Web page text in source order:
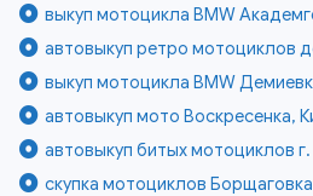
выкуп мотоцикла BMW
автовыкуп ретро мотоциклов
выкуп мотоцикла BMW
автовыкуп мото Воскресенка,
автовыкуп битых мотоциклов г.
скупка мотоциклов